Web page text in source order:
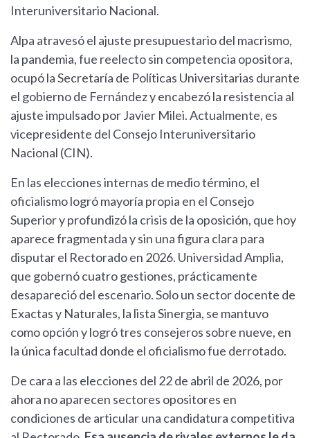
Interuniversitario Nacional.
Alpa atravesó el ajuste presupuestario del macrismo,
la pandemia, fue reelecto sin competencia opositora,
ocupó la Secretaría de Políticas Universitarias durante
el gobierno de Fernández y encabezó la resistencia al
ajuste impulsado por Javier Milei. Actualmente, es
vicepresidente del Consejo Interuniversitario
Nacional (CIN).
En las elecciones internas de medio término, el
oficialismo logró mayoría propia en el Consejo
Superior y profundizó la crisis de la oposición, que hoy
aparece fragmentada y sin una figura clara para
disputar el Rectorado en 2026. Universidad Amplia,
que gobernó cuatro gestiones, prácticamente
desapareció del escenario. Solo un sector docente de
Exactas y Naturales, la lista Sinergia, se mantuvo
como opción y logró tres consejeros sobre nueve, en
la única facultad donde el oficialismo fue derrotado.
De cara a las elecciones del 22 de abril de 2026, por
ahora no aparecen sectores opositores en
condiciones de articular una candidatura competitiva